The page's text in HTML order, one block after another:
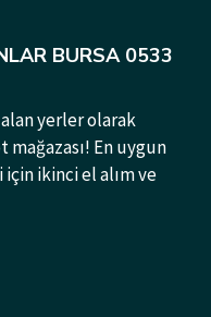
BURSA 0533
yerler olarak
En uygun
ikinci el alım ve